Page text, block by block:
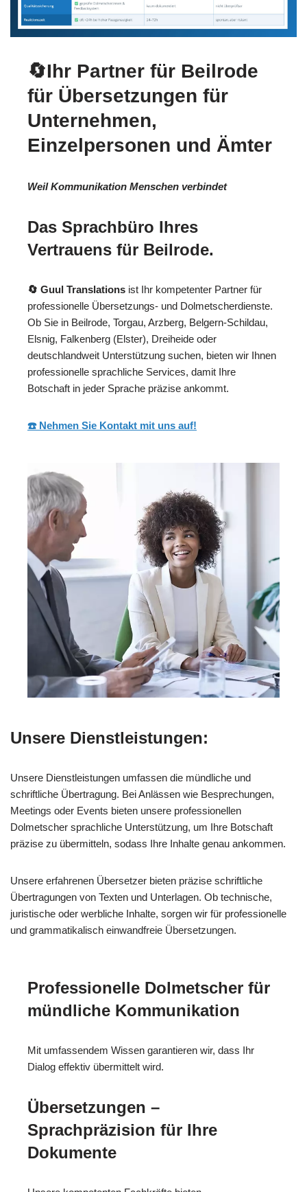
🔄Ihr Partner für Beilrode
für Übersetzungen für
Unternehmen,
Einzelpersonen und Ämter
Weil Kommunikation Menschen verbindet
Das Sprachbüro Ihres
Vertrauens für Beilrode.
🔄 Guul Translations ist Ihr kompetenter Partner für
professionelle Übersetzungs- und Dolmetscherdienste.
Ob Sie in Beilrode, Torgau, Arzberg, Belgern-Schildau,
Elsnig, Falkenberg (Elster), Dreiheide oder
deutschlandweit Unterstützung suchen, bieten wir Ihnen
professionelle sprachliche Services, damit Ihre
Botschaft in jeder Sprache präzise ankommt.
☎️ Nehmen Sie Kontakt mit uns auf!
Unsere Dienstleistungen:
Unsere Dienstleistungen umfassen die mündliche und
schriftliche Übertragung. Bei Anlässen wie Besprechungen,
Meetings oder Events bieten unsere professionellen
Dolmetscher sprachliche Unterstützung, um Ihre Botschaft
präzise zu übermitteln, sodass Ihre Inhalte genau ankommen.
Unsere erfahrenen Übersetzer bieten präzise schriftliche
Übertragungen von Texten und Unterlagen. Ob technische,
juristische oder werbliche Inhalte, sorgen wir für professionelle
und grammatikalisch einwandfreie Übersetzungen.
Professionelle Dolmetscher für
mündliche Kommunikation
Mit umfassendem Wissen garantieren wir, dass Ihr
Dialog effektiv übermittelt wird.
Übersetzungen –
Sprachpräzision für Ihre
Dokumente